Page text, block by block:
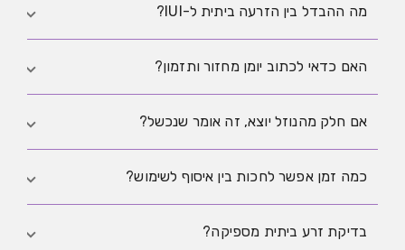
בעיקר מתזמון נכון, סדירות ביוץ, איכות הזרע וגיל.
מה ההבדל בין הזרעה ביתית ל-IUI?
IUI הוא הליך קליני במרפאה. הזרעה ביתית היא תהליך ביתי
האם כדאי לכתוב יומן מחזור ותזמון?
כן. תיעוד מסודר משפר קבלת החלטות ומקטין ניחושים.
אם חלק מהנוזל יוצא, זה אומר שנכשל?
לא בהכרח. זה מצב שכיח ואינו מדד בודד להצלחה או
כמה זמן אפשר לחכות בין איסוף לשימוש?
עדיף שימוש סמוך ככל האפשר לאיסוף, בתנאים נקיים
בדיקת זרע ביתית מספיקה?